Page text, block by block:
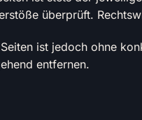
überprüft.
ist jedoch ohne
entfernen.